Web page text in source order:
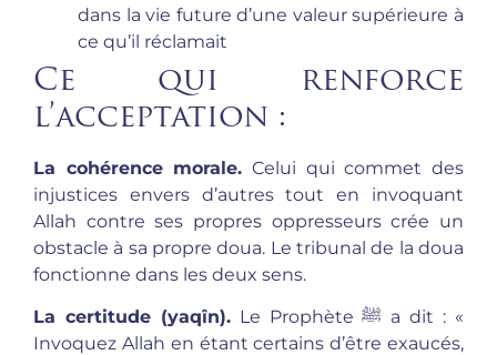
dans la vie future d’une valeur supérieure à
ce qu’il réclamait
Ce qui renforce
l’acceptation :
La cohérence morale. Celui qui commet des
injustices envers d’autres tout en invoquant
Allah contre ses propres oppresseurs crée un
obstacle à sa propre doua. Le tribunal de la doua
fonctionne dans les deux sens.
La certitude (yaqîn).Le Prophète ﷺ a dit : «
Invoquez Allah en étant certains d’être exaucés,